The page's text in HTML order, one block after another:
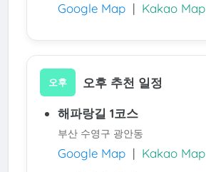
Google Map| Kakao Map
오후 오후 추천 일정
해파랑길 1코스
부산 수영구 광안동
Google Map| Kakao Map